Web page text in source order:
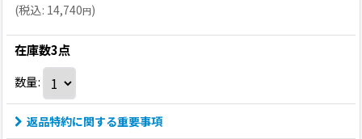
(税込: 14,740円)
在庫数3点
数量:
返品特約に関する重要事項